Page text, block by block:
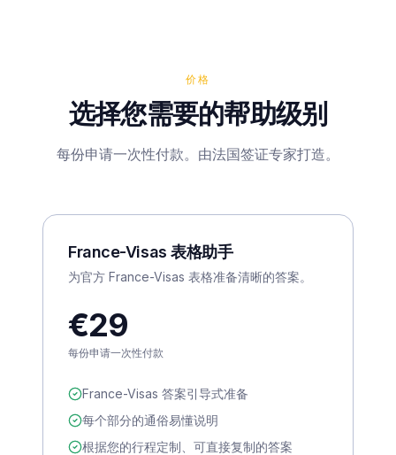
价格
选择您需要的帮助级别
每份申请一次性付款。由法国签证专家打造。
France-Visas 表格助手
为官方 France-Visas 表格准备清晰的答案。
€29
每份申请一次性付款
France-Visas 答案引导式准备
每个部分的通俗易懂说明
根据您的行程定制、可直接复制的答案